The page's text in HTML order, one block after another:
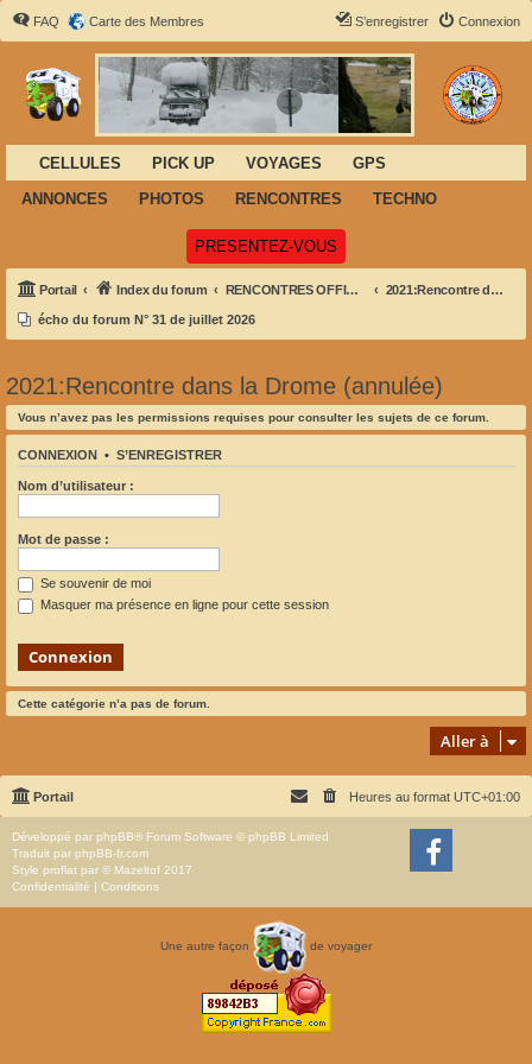
FAQ Carte des Membres Connexion
S’enregistrer
CELLULES PICK UP VOYAGES
GPS
ANNONCES
PHOTOS RENCONTRES TECHNO
PRESENTEZ-VOUS
Portail Index du forum RENCONTRES OFFICIELLES NATIONALES 2021:Rencontre dans la Drome (annulée)
écho du forum N° 31 de juillet 2026
2021:Rencontre dans la Drome (annulée)
Vous n’avez pas les permissions requises pour consulter les sujets de ce forum.
CONNEXION • S’ENREGISTRER
Nom d’utilisateur :
Mot de passe :
Se souvenir de moi
Masquer ma présence en ligne pour cette session
Cette catégorie n’a pas de forum.
Aller à
Portail Heures au format UTC+01:00
Développé par phpBB® Forum Software © phpBB Limited
Traduit par phpBB-fr.com
Style proflat par © Mazeltof 2017
Confidentialité | Conditions
Une autre façon de voyager